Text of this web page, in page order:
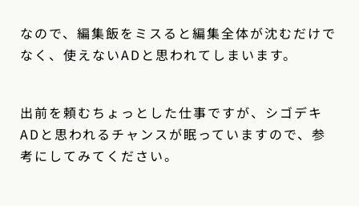
なので、編集飯をミスると編集全体が沈むだけで
なく、使えないADと思われてしまいます。
出前を頼むちょっとした仕事ですが、シゴデキ
ADと思われるチャンスが眠っていますので、参
考にしてみてください。